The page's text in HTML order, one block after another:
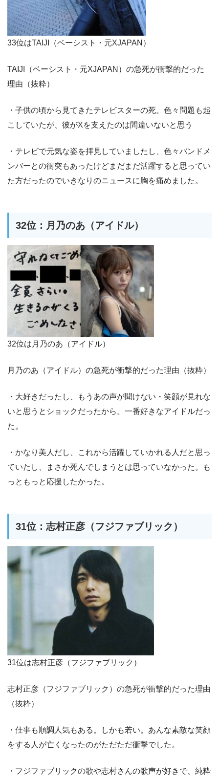
33位はTAIJI（ベーシスト・元XJAPAN）
TAIJI（ベーシスト・元XJAPAN）の急死が衝撃的だった
理由（抜粋）
・子供の頃から見てきたテレビスターの死。色々問題も起
こしていたが、彼がXを支えたのは間違いないと思う
・テレビで元気な姿を拝見していましたし、色々バンドメ
ンバーとの衝突もあったけどまだまだ活躍すると思ってい
た方だったのでいきなりのニュースに胸を痛めました。
32位：月乃のあ（アイドル）
32位は月乃のあ（アイドル）
月乃のあ（アイドル）の急死が衝撃的だった理由（抜粋）
・大好きだったし、もうあの声が聞けない・笑顔が見れな
いと思うとショックだったから。一番好きなアイドルだっ
た。
・かなり美人だし、これから活躍していかれる人だと思っ
ていたし、まさか死んでしまうとは思っていなかった。も
っともっと応援したかった。
31位：志村正彦（フジファブリック）
31位は志村正彦（フジファブリック）
志村正彦（フジファブリック）の急死が衝撃的だった理由
（抜粋）
・仕事も順調人気もある。しかも若い。あんな素敵な笑顔
をする人が亡くなったのがただただ衝撃でした。
・フジファブリックの歌や志村さんの歌声が好きで、純粋